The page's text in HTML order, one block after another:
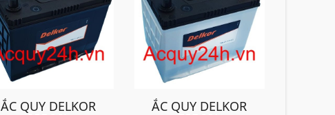
ẮC QUY DELKOR
ẮC QUY DELKOR